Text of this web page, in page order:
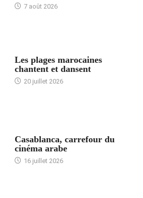
7 août 2026
Les plages marocaines
chantent et dansent
20 juillet 2026
Casablanca, carrefour du
cinéma arabe
16 juillet 2026